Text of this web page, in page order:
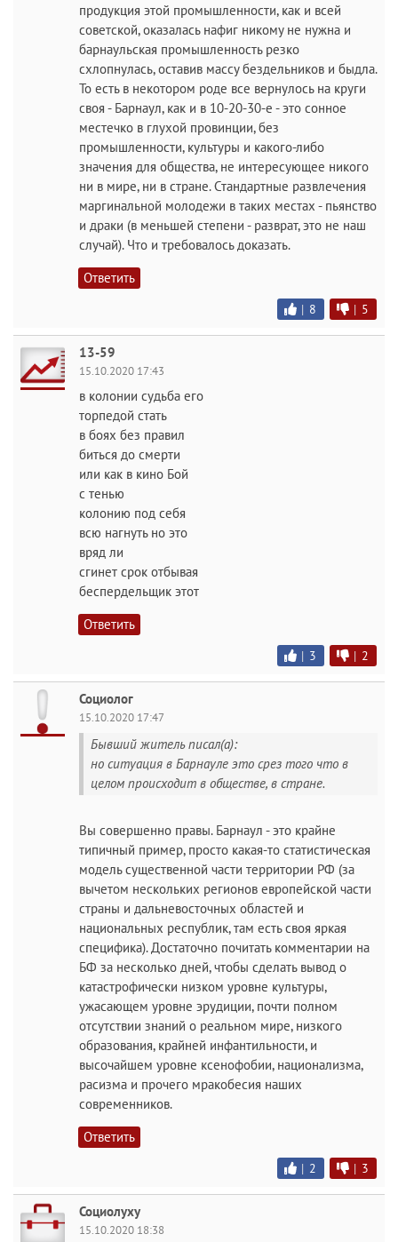
продукция этой промышленности, как и всей
советской, оказалась нафиг никому не нужна и
барнаульская промышленность резко
схлопнулась, оставив массу бездельников и быдла.
То есть в некотором роде все вернулось на круги
своя - Барнаул, как и в 10-20-30-е - это сонное
местечко в глухой провинции, без
промышленности, культуры и какого-либо
значения для общества, не интересующее никого
ни в мире, ни в стране. Стандартные развлечения
маргинальной молодежи в таких местах - пьянство
и драки (в меньшей степени - разврат, это не наш
случай). Что и требовалось доказать.
Ответить
| 8 | 5
13-59
15.10.2020 17:43
в колонии судьба его
торпедой стать
в боях без правил
биться до смерти
или как в кино Бой
с тенью
колонию под себя
всю нагнуть но это
вряд ли
сгинет срок отбывая
беспердельщик этот
Ответить
| 3 | 2
Социолог
15.10.2020 17:47
Бывший житель писал(а):
но ситуация в Барнауле это срез того что в
целом происходит в обществе, в стране.
Вы совершенно правы. Барнаул - это крайне
типичный пример, просто какая-то статистическая
модель существенной части территории РФ (за
вычетом нескольких регионов европейской части
страны и дальневосточных областей и
национальных республик, там есть своя яркая
специфика). Достаточно почитать комментарии на
БФ за несколько дней, чтобы сделать вывод о
катастрофически низком уровне культуры,
ужасающем уровне эрудиции, почти полном
отсутствии знаний о реальном мире, низкого
образования, крайней инфантильности, и
высочайшем уровне ксенофобии, национализма,
расизма и прочего мракобесия наших
современников.
Ответить
| 2 | 3
Социолуху
15.10.2020 18:38